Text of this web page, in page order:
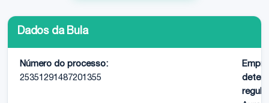
Dados da Bula
Número do processo:
25351291487201355